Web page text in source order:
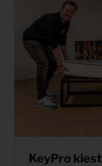
KeyPro